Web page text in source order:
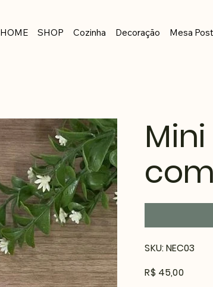
HOME SHOP Cozinha Decoração Mesa
SKU:
NEC03
NEC03
Preço
R$ 45,00